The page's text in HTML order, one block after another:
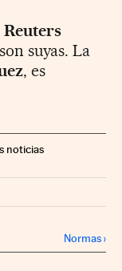
Reuters
suyas. La
, es
noticias
Normas›